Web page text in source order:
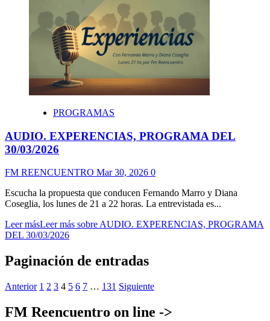
PROGRAMAS
AUDIO. EXPERENCIAS, PROGRAMA DEL
30/03/2026
FM REENCUENTRO Mar 30, 2026 0
Escucha la propuesta que conducen Fernando Marro y Diana
Coseglia, los lunes de 21 a 22 horas. La entrevistada es...
Leer másLeer más sobre AUDIO. EXPERENCIAS, PROGRAMA
DEL 30/03/2026
Paginación de entradas
Anterior 1 2 3 4 5 6 7 … 131 Siguiente
FM Reencuentro on line ->